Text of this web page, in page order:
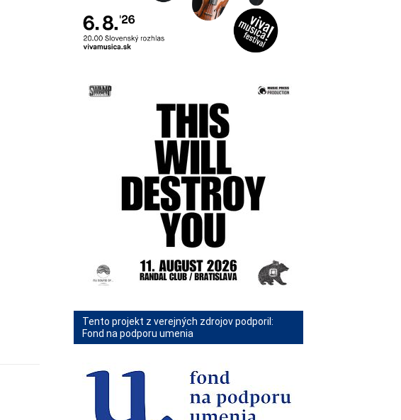
Tento projekt z verejných zdrojov podporil:
Fond na podporu umenia